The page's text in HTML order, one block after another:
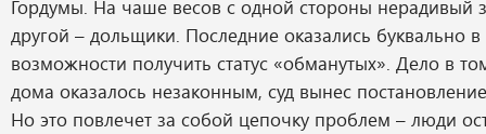
Гордумы. На чаше весов с одной стороны нерадивый
другой – дольщики. Последние оказались буквально
возможности получить статус «обманутых». Дело в
дома оказалось незаконным, суд вынес
Но это повлечет за собой цепочку проблем – люди